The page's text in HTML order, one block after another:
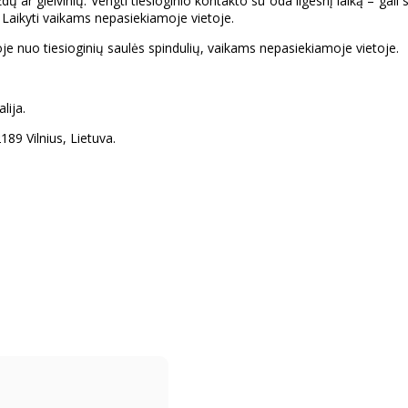
vaikams nepasiekiamoje vietoje.
nuo tiesioginių saulės spindulių, vaikams nepasiekiamoje vietoje.
Vilnius, Lietuva.